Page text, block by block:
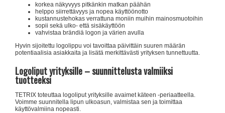
korkea näkyvyys pitkänkin matkan päähän
helppo siirrettävyys ja nopea käyttöönotto
kustannustehokas verrattuna moniin muihin mainosmuotoihin
sopii sekä ulko- että sisäkäyttöön
vahvistaa brändiä logon ja värien avulla
Hyvin sijoitettu logolippu voi tavoittaa päivittäin suuren määrän
potentiaalisia asiakkaita ja lisätä merkittävästi yrityksen tunnettuutta.
Logoliput yrityksille – suunnittelusta valmiiksi
tuotteeksi
TETRIX toteuttaa logoliput yrityksille avaimet käteen -periaatteella.
Voimme suunnitella lipun ulkoasun, valmistaa sen ja toimittaa
käyttövalmiina nopeasti.